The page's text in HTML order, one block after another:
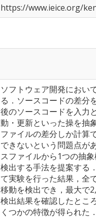
https://www.ieice.org/
ソフトウェア開発におい
る．ソースコードの差分
後のソースコードを入力
動・更新といった操を抽
ファイルの差分しか計算
できないという問題点が
スファイルから1つの抽
検出する手法を提案する
て実験を行った結果，全
移動を検出でき，最大で
検出結果を確認したとこ
くつかの特徴が得られた．